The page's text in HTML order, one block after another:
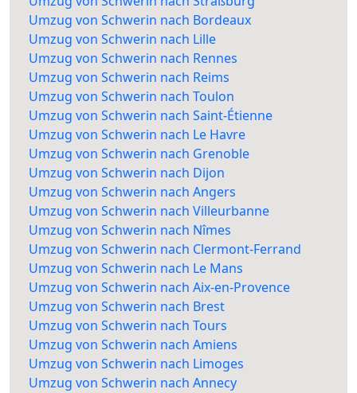
Umzug von Schwerin nach Bordeaux
Umzug von Schwerin nach Lille
Umzug von Schwerin nach Rennes
Umzug von Schwerin nach Reims
Umzug von Schwerin nach Toulon
Umzug von Schwerin nach Saint-Étienne
Umzug von Schwerin nach Le Havre
Umzug von Schwerin nach Grenoble
Umzug von Schwerin nach Dijon
Umzug von Schwerin nach Angers
Umzug von Schwerin nach Villeurbanne
Umzug von Schwerin nach Nîmes
Umzug von Schwerin nach Clermont-Ferrand
Umzug von Schwerin nach Le Mans
Umzug von Schwerin nach Aix-en-Provence
Umzug von Schwerin nach Brest
Umzug von Schwerin nach Tours
Umzug von Schwerin nach Amiens
Umzug von Schwerin nach Limoges
Umzug von Schwerin nach Annecy